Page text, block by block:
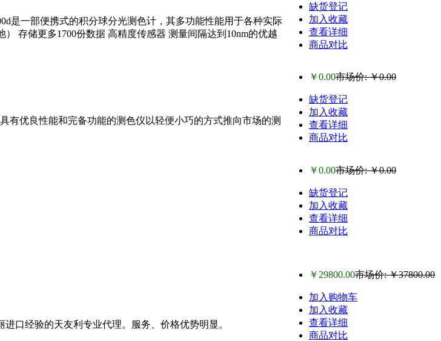
是一部便携式的积分球分光测色计，其多功能性能用于各种实际
存储更多1700份数据 高精度传感器 测量间隔达到10nm的优越
缺货登记
加入收藏
查看详细
商品对比
有优良性能和完备功能的测色仪以轻便小巧的方式推向市场的测
￥0.00市场价: ￥0.00
缺货登记
加入收藏
查看详细
商品对比
￥0.00市场价: ￥0.00
缺货登记
加入收藏
查看详细
商品对比
进口经验的天友利专业代理。服务、价格优势明显。
￥29800.00市场价: ￥37800.00
加入购物车
加入收藏
查看详细
商品对比